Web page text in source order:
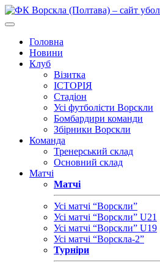
Головна
Новини
Клуб
Візитка
ІСТОРІЯ
Стадіон
Усі футболісти Ворскли
Бомбардири команди
Збірники Ворскли
Команда
Тренерський склад
Основний склад
Матчі
Матчі
Усі матчі “Ворскли”
Усі матчі “Ворскли” U21
Усі матчі “Ворскли” U19
Усі матчі “Ворскла-2”
Турніри